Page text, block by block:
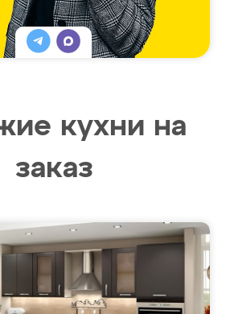
кухни на
заказ